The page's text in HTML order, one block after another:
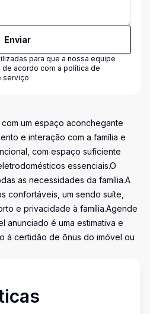
Enviar
para que a nossa equipe
acordo com a política de
serviço
um espaço aconchegante
e interação com a família e
com espaço suficiente
essenciais.O
as necessidades da família.A
confortáveis, um sendo suíte,
e privacidade à família.Agende
anunciado é uma estimativa e
à certidão de ônus do imóvel ou